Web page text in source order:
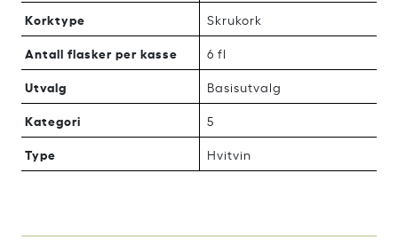
Korktype Skrukork
Antall flasker per kasse 6 fl
Utvalg Basisutvalg
Kategori 5
Type Hvitvin